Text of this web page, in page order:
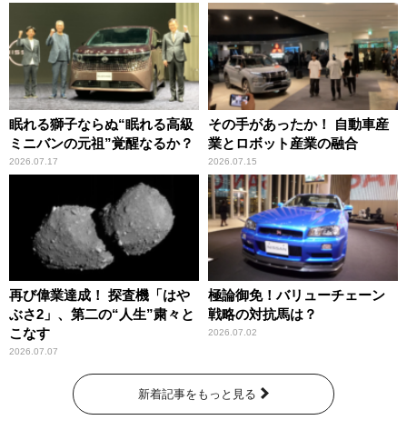
眠れる獅子ならぬ“眠れる高級
ミニバンの元祖”覚醒なるか？
2026.07.17
その手があったか！ 自動車産
業とロボット産業の融合
2026.07.15
再び偉業達成！ 探査機「はや
ぶさ2」、第二の“人生”粛々と
こなす
2026.07.07
極論御免！バリューチェーン
戦略の対抗馬は？
2026.07.02
新着記事をもっと見る